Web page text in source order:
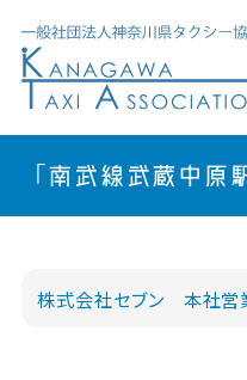
「南武線武蔵中原
株式会社セブン 本社営